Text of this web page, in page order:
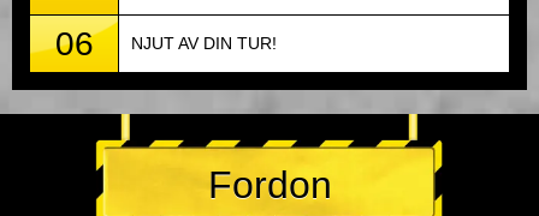
06 NJUT AV DIN TUR!
Fordon